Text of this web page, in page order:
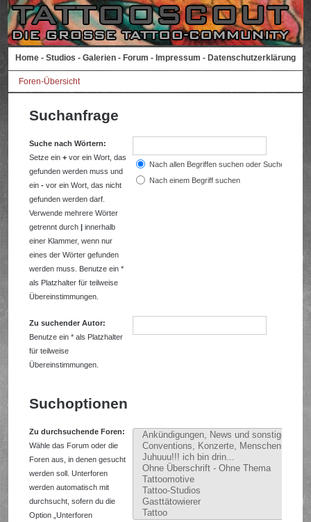
Home - Studios - Galerien - Forum - Impressum - Datenschutzerklärung
Foren-Übersicht
Suchanfrage
Suche nach Wörtern:
Setze ein+ vor ein Wort, das
gefunden werden muss und
ein- vor ein Wort, das nicht
gefunden werden darf.
Verwende mehrere Wörter
getrennt durch| innerhalb
einer Klammer, wenn nur
eines der Wörter gefunden
werden muss. Benutze ein *
als Platzhalter für teilweise
Übereinstimmungen.
Nach allen Begriffen suchen oder Suche wie
Nach einem Begriff suchen
Zu suchender Autor:
Benutze ein * als Platzhalter
für teilweise
Übereinstimmungen.
Suchoptionen
Zu durchsuchende Foren:
Wähle das Forum oder die
Foren aus, in denen gesucht
werden soll. Unterforen
werden automatisch mit
durchsucht, sofern du die
Option „Unterforen